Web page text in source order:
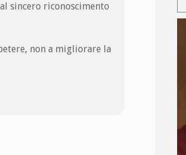
sincero riconoscimento
non a migliorare la